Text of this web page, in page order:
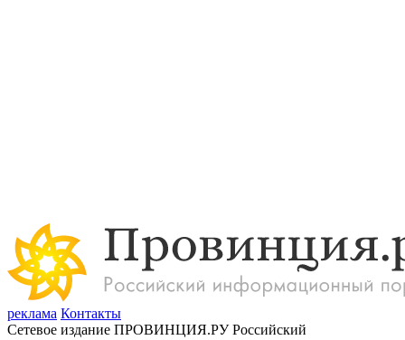
реклама Контакты
Сетевое издание ПРОВИНЦИЯ.РУ Российский